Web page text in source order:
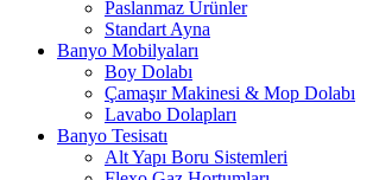
Paslanmaz Ürünler
Standart Ayna
Banyo Mobilyaları
Boy Dolabı
Çamaşır Makinesi & Mop Dolabı
Lavabo Dolapları
Banyo Tesisatı
Alt Yapı Boru Sistemleri